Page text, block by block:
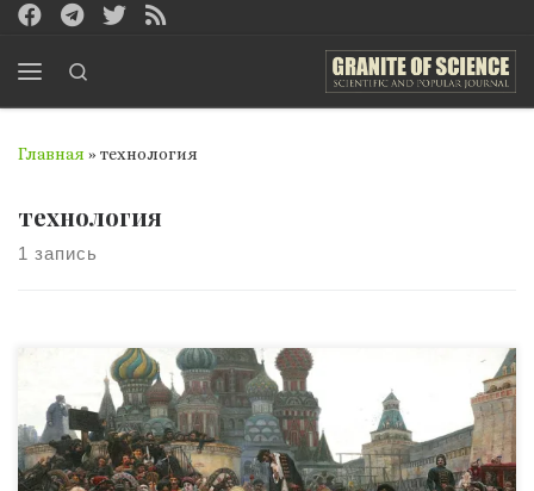
Перейти к содержимому
Главная » технология
технология
1 запись
О том, что 75% украинского бизнеса имеет
криминальную подоплёку, мои любезные читатели,
полагаю, уже более чем информированы.
Ознакомившись с предыдущими статьями по данной